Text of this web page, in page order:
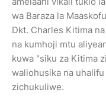
wa Baraza la
Dkt. Charles Kitima
na kumhoji mtu
kuwa "siku za Kitima
waliohusika na
zichukuliwe.